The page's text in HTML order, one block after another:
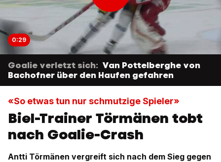
0:29
Goalie verletzt sich: Van Pottelberghe von
Bachofner über den Haufen gefahren
«So etwas tun nur schmutzige Spieler»
Biel-Trainer Törmänen tobt
nach Goalie-Crash
Antti Törmänen vergreift sich nach dem Sieg gegen